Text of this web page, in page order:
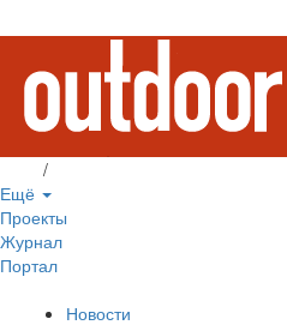
/
Ещё
Проекты
Журнал
Портал
Новости